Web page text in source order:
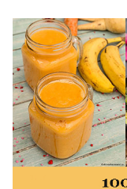
minute. Retete